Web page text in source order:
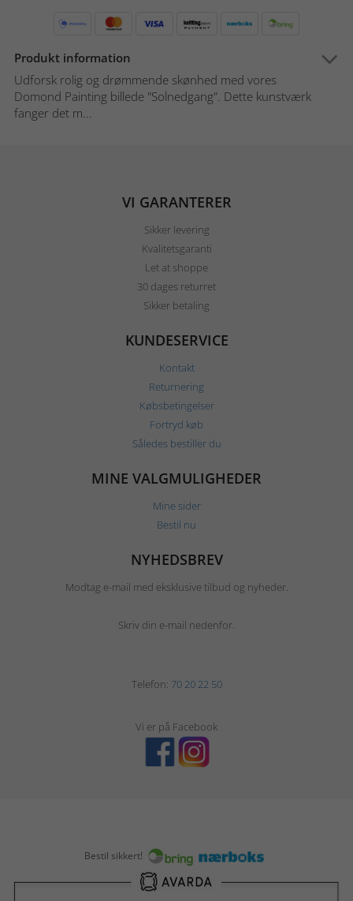
Produkt information
Udforsk rolig og drømmende skønhed med vores
Domond Painting billede "Solnedgang". Dette kunstværk
fanger det m...
VI GARANTERER
Sikker levering
Kvalitetsgaranti
Let at shoppe
30 dages returret
Sikker betaling
KUNDESERVICE
Kontakt
Returnering
Købsbetingelser
Fortryd køb
Således bestiller du
MINE VALGMULIGHEDER
Mine sider
Bestil nu
NYHEDSBREV
Modtag e-mail med eksklusive tilbud og nyheder.
Skriv din e-mail nedenfor.
Telefon: 70 20 22 50
Vi er på Facebook
Bestil sikkert!